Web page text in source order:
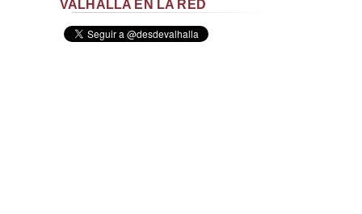
VALHALLA EN LA RED